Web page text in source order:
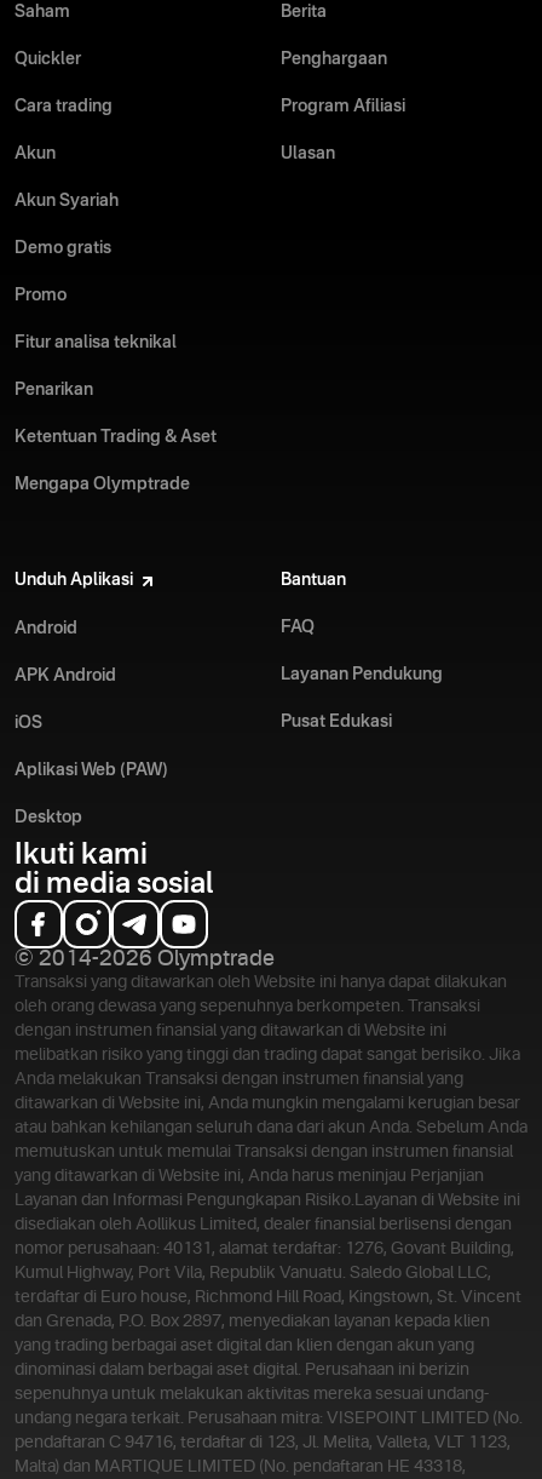
Saham
Quickler
Cara trading
Akun
Akun Syariah
Demo gratis
Promo
Fitur analisa teknikal
Penarikan
Ketentuan Trading & Aset
Mengapa Olymptrade
Berita
Penghargaan
Program Afiliasi
Ulasan
Unduh Aplikasi
Android
APK Android
iOS
Aplikasi Web (PAW)
Desktop
Bantuan
FAQ
Layanan Pendukung
Pusat Edukasi
Ikuti kami
di media sosial
© 2014-2026 Olymptrade
Transaksi yang ditawarkan oleh Website ini hanya dapat dilakukan
oleh orang dewasa yang sepenuhnya berkompeten. Transaksi
dengan instrumen finansial yang ditawarkan di Website ini
melibatkan risiko yang tinggi dan trading dapat sangat berisiko. Jika
Anda melakukan Transaksi dengan instrumen finansial yang
ditawarkan di Website ini, Anda mungkin mengalami kerugian besar
atau bahkan kehilangan seluruh dana dari akun Anda. Sebelum Anda
memutuskan untuk memulai Transaksi dengan instrumen finansial
yang ditawarkan di Website ini, Anda harus meninjau Perjanjian
Layanan dan Informasi Pengungkapan Risiko. Layanan di Website ini
disediakan oleh Aollikus Limited, dealer finansial berlisensi dengan
nomor perusahaan: 40131, alamat terdaftar: 1276, Govant Building,
Kumul Highway, Port Vila, Republik Vanuatu. Saledo Global LLC,
terdaftar di Euro house, Richmond Hill Road, Kingstown, St. Vincent
dan Grenada, P.O. Box 2897, menyediakan layanan kepada klien
yang trading berbagai aset digital dan klien dengan akun yang
dinominasi dalam berbagai aset digital. Perusahaan ini berizin
sepenuhnya untuk melakukan aktivitas mereka sesuai undang-
undang negara terkait. Perusahaan mitra: VISEPOINT LIMITED (No.
pendaftaran C 94716, terdaftar di 123, Jl. Melita, Valleta, VLT 1123,
Malta) dan MARTIQUE LIMITED (No. pendaftaran HE 43318,